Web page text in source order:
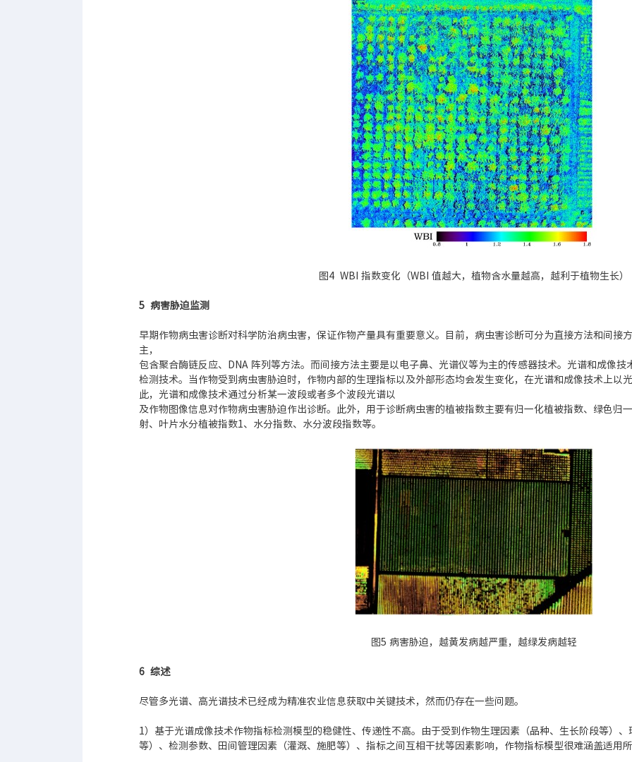
图4 WBI 指数变化（WBI 值越大，植物含水量越高，越利于植物生长）
5 病害胁迫监测
早期作物病虫害诊断对科学防治病虫害，保证作物产量具有重要意义。目前，病虫害诊断可分为直接方法和间接
主，
包含聚合酶链反应、DNA 阵列等方法。而间接方法主要是以电子鼻、光谱仪等为主的传感器技术。光谱和成像
检测技术。当作物受到病虫害胁迫时，作物内部的生理指标以及外部形态均会发生变化，在光谱和成像技术上以
此，光谱和成像技术通过分析某一波段或者多个波段光谱以
及作物图像信息对作物病虫害胁迫作出诊断。此外，用于诊断病虫害的植被指数主要有归一化植被指数、绿色归
射、叶片水分植被指数1、水分指数、水分波段指数等。
图5 病害胁迫，越黄发病越严重，越绿发病越轻
6 综述
尽管多光谱、高光谱技术已经成为精准农业信息获取中关键技术，然而仍存在一些问题。
1）基于光谱成像技术作物指标检测模型的稳健性、传递性不高。由于受到作物生理因素（品种、生长阶段等）
等）、检测参数、田间管理因素（灌溉、施肥等）、指标之间互相干扰等因素影响，作物指标模型很难涵盖适用